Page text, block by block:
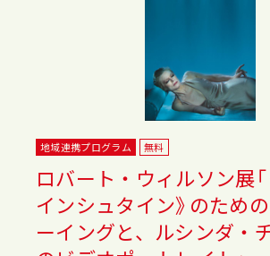
地域連携プログラム 無料
ロバート・ウィルソン展
インシュタイン》のため
ーイングと、ルシンダ・